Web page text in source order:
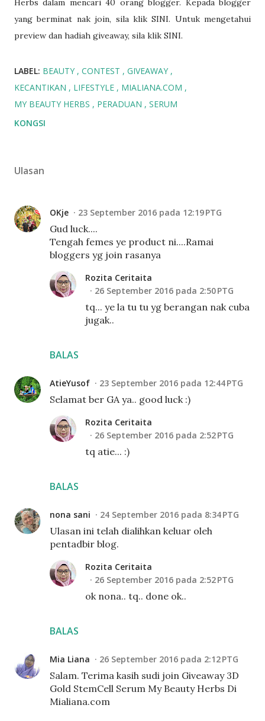
Herbs dalam mencari 40 orang blogger. Kepada blogger
yang berminat nak join, sila klik SINI. Untuk mengetahui
preview dan hadiah giveaway, sila klik SINI.
LABEL: BEAUTY CONTEST
GIVEAWAY
KECANTIKAN
LIFESTYLE
MIALIANA.COM
MY BEAUTY HERBS
PERADUAN
SERUM
KONGSI
Ulasan
OKje 23 September 2016 pada 12:19 PTG
Gud luck....
Tengah femes ye product ni....Ramai
bloggers yg join rasanya
BALAS
Rozita Ceritaita
26 September 2016 pada 2:50 PTG
tq... ye la tu tu yg berangan nak cuba
jugak..
AtieYusof 23 September 2016 pada 12:44 PTG
Selamat ber GA ya.. good luck :)
BALAS
Rozita Ceritaita
26 September 2016 pada 2:52 PTG
tq atie... :)
nona sani 24 September 2016 pada 8:34 PTG
Ulasan ini telah dialihkan keluar oleh
pentadbir blog.
BALAS
Rozita Ceritaita
26 September 2016 pada 2:52 PTG
ok nona.. tq.. done ok..
Mia Liana 26 September 2016 pada 2:12 PTG
Salam. Terima kasih sudi join Giveaway 3D
Gold StemCell Serum My Beauty Herbs Di
Mialiana.com